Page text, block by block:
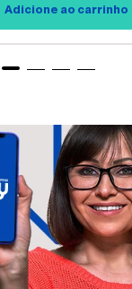
Adicione ao carrinho